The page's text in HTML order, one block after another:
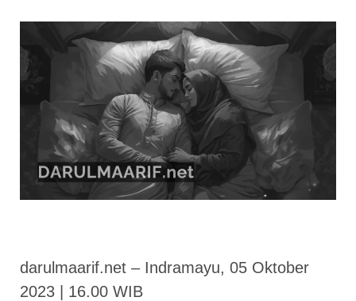
darulmaarif.net – Indramayu, 05 Oktober
2023 | 16.00 WIB